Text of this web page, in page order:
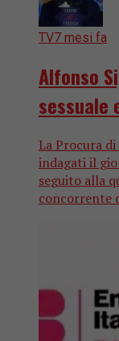
TV7 mesi fa
Alfonso
sessuale
La Procura
indagati il
seguito alla
concorrente